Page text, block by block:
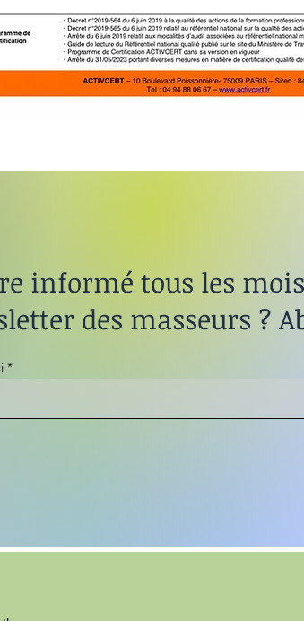
informé tous les
des masseurs ?